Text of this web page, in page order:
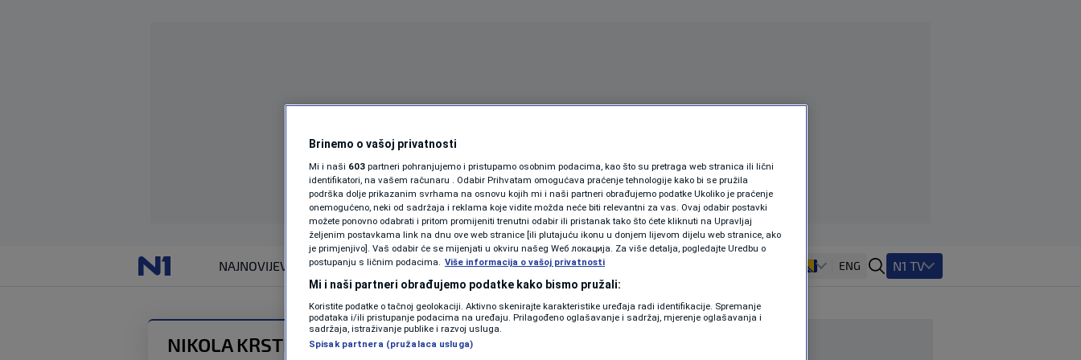
NAJNOVIJEVIJESTI SPORTSVIJET MAGAZIN
ZDRAVLJE
ENG N1 TV
NIKOLA KRSTIĆ
Brinemo o vašoj privatnosti
Mi i naši 603 partneri pohranjujemo i pristupamo osobnim podacima, kao što su pretraga web stranica ili lični
identifikatori, na vašem računaru . Odabir Prihvatam omogućava praćenje tehnologije kako bi se pružila
podrška dolje prikazanim svrhama na osnovu kojih mi i naši partneri obrađujemo podatke Ukoliko je praćenje
onemogućeno, neki od sadržaja i reklama koje vidite možda neće biti relevantni za vas. Ovaj odabir postavki
možete ponovno odabrati i pritom promijeniti trenutni odabir ili pristanak tako što ćete kliknuti na Upravljaj
željenim postavkama link na dnu ove web stranice [ili plutajuću ikonu u donjem lijevom dijelu web stranice, ako
je primjenjivo]. Vaš odabir će se mijenjati u okviru našeg Wеб локација. Za više detalja, pogledajte Uredbu o
postupanju s ličnim podacima. Više informacija o vašoj privatnosti
Mi i naši partneri obrađujemo podatke kako bismo pružali:
Koristite podatke o tačnoj geolokaciji. Aktivno skenirajte karakteristike uređaja radi identifikacije. Spremanje
podataka i/ili pristupanje podacima na uređaju. Prilagođeno oglašavanje i sadržaj, mjerenje oglašavanja i
sadržaja, istraživanje publike i razvoj usluga.
Spisak partnera (pružalaca usluga)